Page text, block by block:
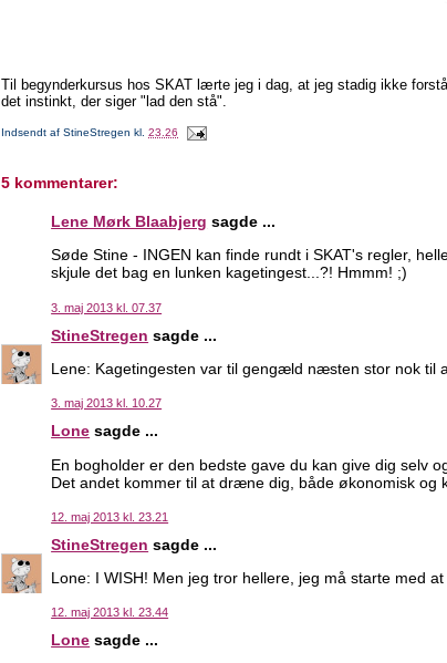
Til begynderkursus hos SKAT lærte jeg i dag, at jeg stadig ikke
det instinkt, der siger "lad den stå".
Indsendt afStineStregen kl.23.26
5 kommentarer:
Lene Mørk Blaabjerg sagde ...
Søde Stine - INGEN kan finde rundt i SKAT's regler,
skjule det bag en lunken kagetingest...?! Hmmm! ;)
3. maj 2013 kl. 07.37
StineStregen sagde ...
Lene: Kagetingesten var til gengæld næsten stor nok til
3. maj 2013 kl. 10.27
Lone sagde ...
En bogholder er den bedste gave du kan give dig selv
Det andet kommer til at dræne dig, både økonomisk og
12. maj 2013 kl. 23.21
StineStregen sagde ...
Lone: I WISH! Men jeg tror hellere, jeg må starte med
12. maj 2013 kl. 23.44
Lone sagde ...